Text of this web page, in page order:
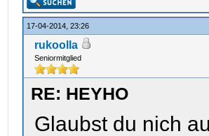
17-04-2014, 23:26
rukoolla
Seniormitglied
RE: HEYHO
Glaubst du nich